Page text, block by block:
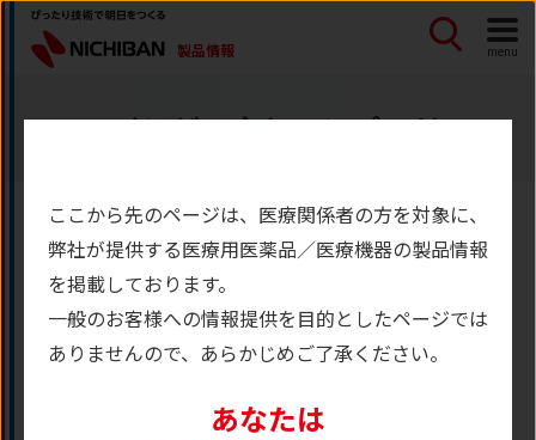
製品情報 menu
インジェクションパッド
ここから先のページは、医療関係者の方を対象に、
弊社が提供する医療用医薬品／医療機器の製品情報
を掲載しております。
一般のお客様への情報提供を目的としたページでは
ありませんので、あらかじめご了承ください。
あなたは